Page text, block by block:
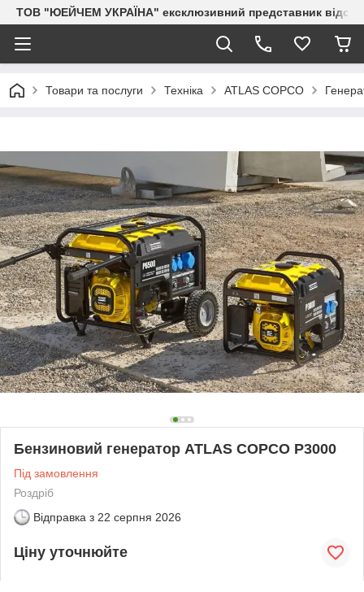
ТОВ "ЮЕЙЧЕМ УКРАЇНА" ексклюзивний представник відомих
Товари та послуги Техніка ATLAS COPCO
Бензиновий генератор ATLAS COPCO P3000
Під замовлення
Роздріб
Відправка з 22 серпня 2026
Ціну уточнюйте